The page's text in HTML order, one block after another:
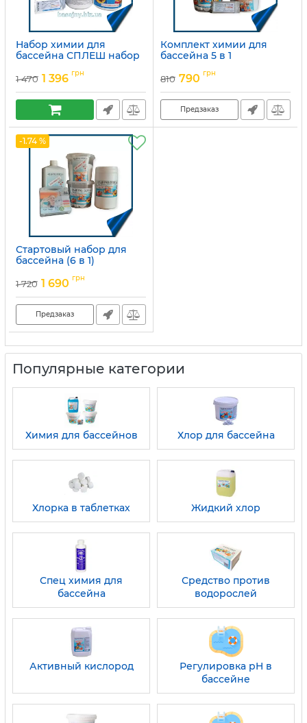
Набор химии для
бассейна СПЛЕШ набор
Артикул: 15049758
1 470 1 396 грн
Комплект химии для
бассейна 5 в 1
810 790 грн
Предзаказ
-1.74 %
Стартовый набор для
бассейна (6 в 1)
1 720 1 690 грн
Предзаказ
Популярные категории
Химия для бассейнов Хлор для бассейна
Хлорка в таблетках Жидкий хлор
Спец химия для
бассейна
Средство против
водорослей
Активный кислород
Регулировка pH в
бассейне